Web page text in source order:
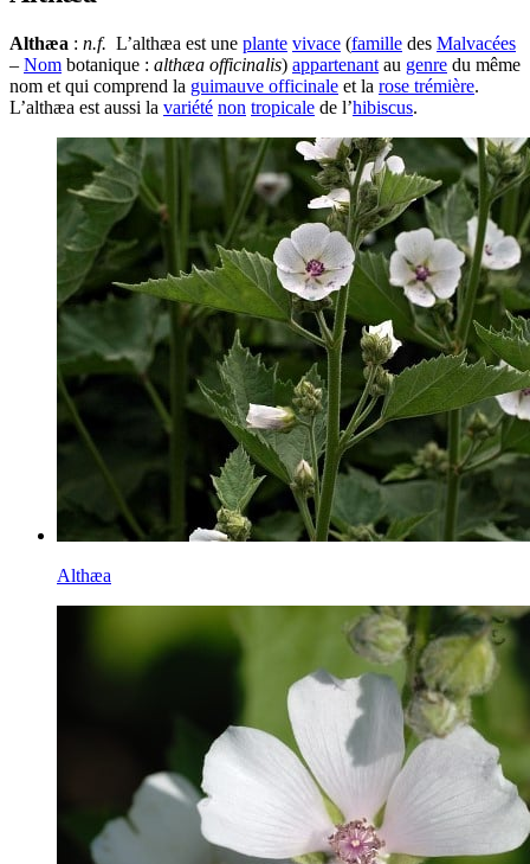
Althæa : n.f. L’althæa est une plante vivace (famille des Malvacées
– Nom botanique : althæa officinalis) appartenant au genre du même
nom et qui comprend la guimauve officinale et la rose trémière.
L’althæa est aussi la variété non tropicale de l’hibiscus.
Althæa